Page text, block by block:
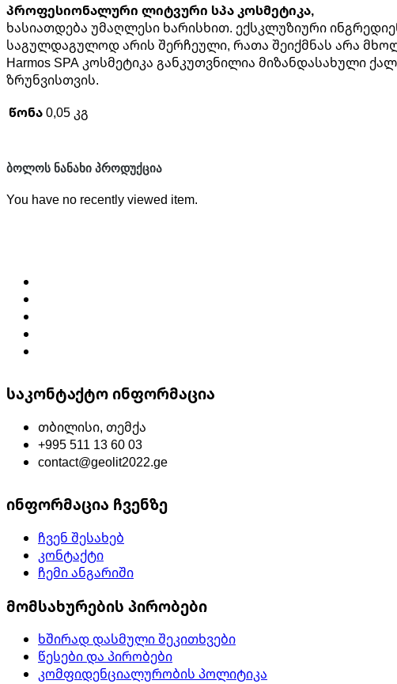
პროფესიონალური ლიტვური სპა კოსმეტიკა,
ხასიათდება უმაღლესი ხარისხით. ექსკლუზიური
საგულდაგულოდ არის შერჩეული, რათა შეიქმნას არა
Harmos SPA კოსმეტიკა განკუთვნილია მიზანდასახული
ზრუნვისთვის.
წონა0,05 კგ
ᲑᲝᲚᲝᲡ ᲜᲐᲜᲐᲮᲘ ᲞᲠᲝᲓᲣᲥᲪᲘᲐ
You have no recently viewed item.
საკონტაქტო ინფორმაცია
თბილისი, თემქა
+995 511 13 60 03
contact@geolit2022.ge
ინფორმაცია ჩვენზე
ჩვენ შესახებ
კონტაქტი
ჩემი ანგარიში
მომსახურების პირობები
ხშირად დასმული შეკითხვები
წესები და პირობები
კომფიდენციალურობის პოლიტიკა